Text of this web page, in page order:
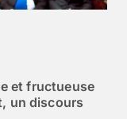
et fructueuse
un discours